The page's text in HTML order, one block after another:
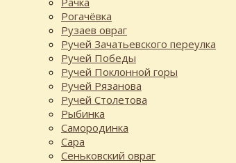
Рогачёвка
Рузаев овраг
Ручей Зачатьевского переулка
Ручей Победы
Ручей Поклонной горы
Ручей Рязанова
Ручей Столетова
Рыбинка
Самородинка
Сара
Сеньковский овраг